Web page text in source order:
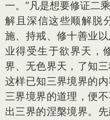
一。”凡是想要修证二
解且深信这些顺解
施、持戒、修十善业
业得受生于欲界天，
界、无色界天，了知三
这样已知三界境界的
三界境界的道理，便
出三界的涅槃境界。